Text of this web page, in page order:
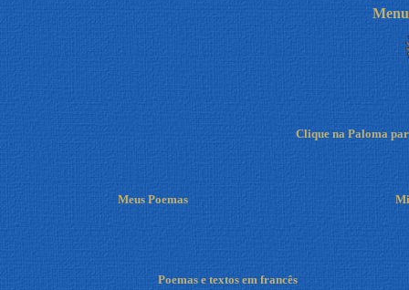
Clique na Paloma
Meus Poemas
Poemas e textos em francês